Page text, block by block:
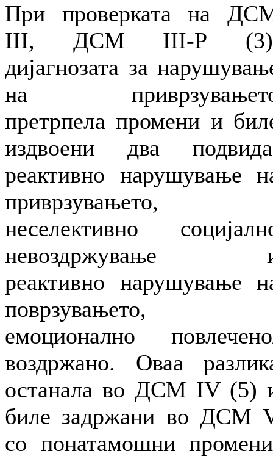
При проверката на
III, ДСМ III-Р
дијагнозата за
на
претрпела промени и
издвоени два
реактивно нарушување
приврзувањето,
неселективно
невоздржување
реактивно нарушување
поврзувањето,
емоционално
воздржано. Оваа
останала во ДСМ IV (5)
биле задржани во ДСМ
со понатамошни